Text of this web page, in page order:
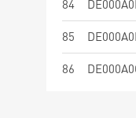
84
85
86